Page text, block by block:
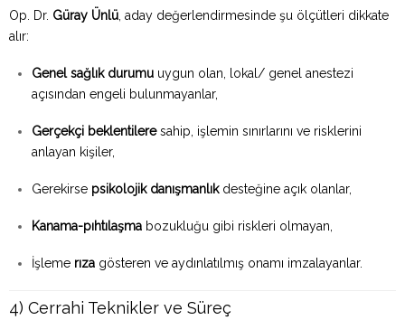
Op. Dr. Güray Ünlü , aday değerlendirmesinde şu ölçütleri dikkate
alır:
Genel sağlık durumu uygun olan, lokal/ genel anestezi
açısından engeli bulunmayanlar,
Gerçekçi beklentileresahip, işlemin sınırlarını ve risklerini
anlayan kişiler,
Gerekirse psikolojik danışmanlıkdesteğine açık olanlar,
Kanama-pıhtılaşma bozukluğu gibi riskleri olmayan,
İşleme rıza gösteren ve aydınlatılmış onamı imzalayanlar.
4) Cerrahi Teknikler ve Süreç